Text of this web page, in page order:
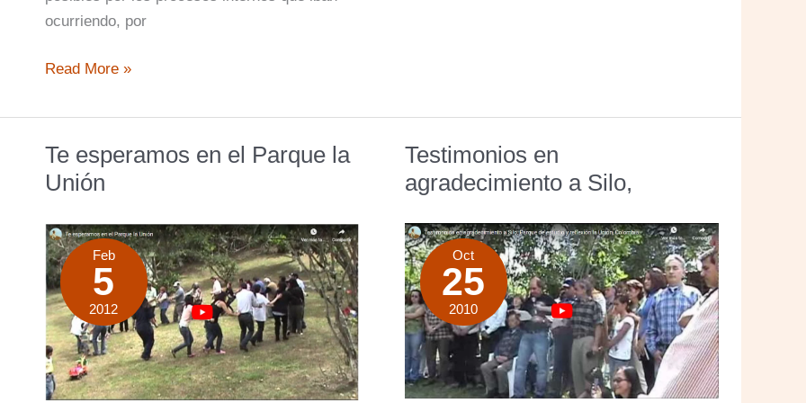
ocurriendo, por
Taller
Fuego
y
Materia
Read More »
Te esperamos en el Parque la
Unión
Feb
5
2012
Testimonios en
agradecimiento a Silo,
Oct
25
2010